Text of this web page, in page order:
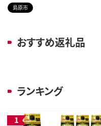
島原市
おすすめ返礼品
ランキング